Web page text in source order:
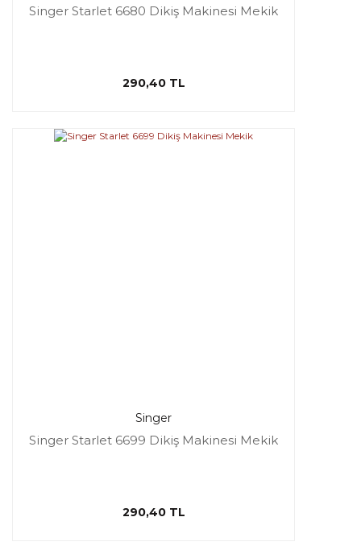
Singer Starlet 6680 Dikiş Makinesi Mekik
290,40 TL
Singer
Singer Starlet 6699 Dikiş Makinesi Mekik
290,40 TL